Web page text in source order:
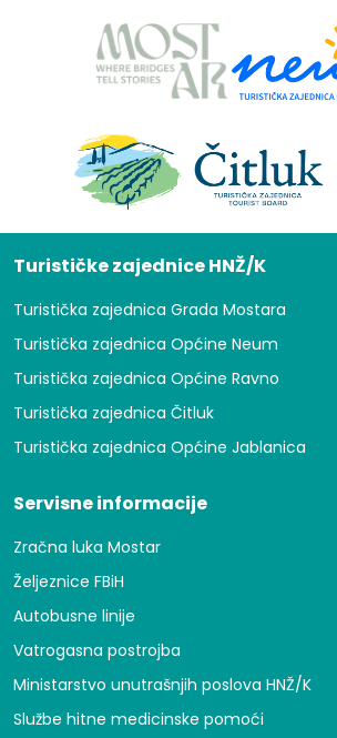
Turističke zajednice HNŽ/K
Turistička zajednica Grada Mostara
Turistička zajednica Općine Neum
Turistička zajednica Općine Ravno
Turistička zajednica Čitluk
Turistička zajednica Općine Jablanica
Servisne informacije
Zračna luka Mostar
Željeznice FBiH
Autobusne linije
Vatrogasna postrojba
Ministarstvo unutrašnjih poslova HNŽ/K
Službe hitne medicinske pomoći